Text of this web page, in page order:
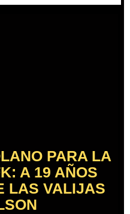
PARA LA
A 19 AÑOS
LAS VALIJAS